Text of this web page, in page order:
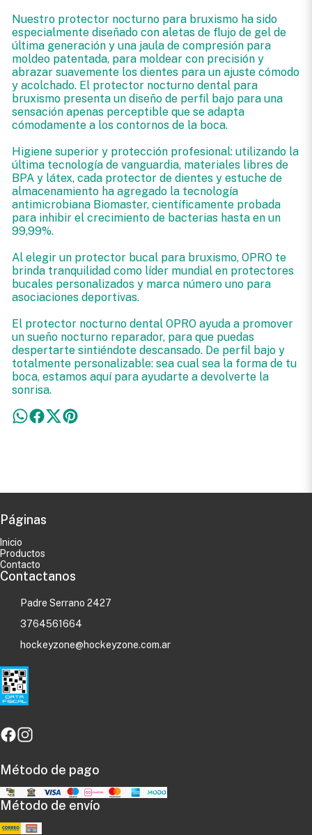
Nuestro protector nocturno para bruxismo ha sido
especialmente diseñado con aletas de flujo de gel de
última generación y una jaula de compresión para
moldeo patentada, para moldear con precisión y
abrazar suavemente los dientes para un ajuste cómodo
y acolchado. El protector nocturno dental para
bruxismo presenta un diseño de perfil bajo para una
sensación apenas perceptible que se adapta
cómodamente a los contornos de la boca.
Higiene superior y protección profesional: utilizando la
última tecnología de vanguardia, materiales libres de
BPA y látex, cada protector de dientes y estuche de
almacenamiento ha agregado la tecnología
antimicrobiana Biomaster, científicamente probada
para inhibir el crecimiento de bacterias hasta en un
99,99%.
Al elegir un protector bucal para bruxismo, OPRO te
brinda tranquilidad como líder mundial en protectores
bucales personalizados y marca número uno para
asociaciones deportivas.
El protector nocturno dental OPRO ayuda a promover
un sueño nocturno reparador, para que puedas
despertarte sintiéndote descansado. De perfil bajo y
totalmente personalizable: sea cual sea la forma de tu
boca, estamos aquí para ayudarte a devolverte la
sonrisa.
Páginas
Inicio
Productos
Contacto
Contactanos
Padre Serrano 2427
3764561664
hockeyzone@hockeyzone.com.ar
Método de pago
Método de envío